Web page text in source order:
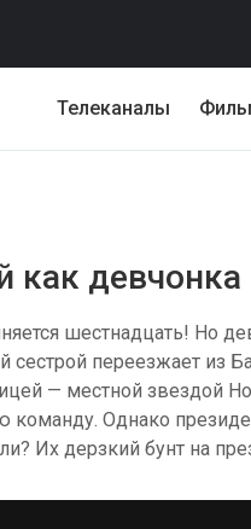
Телеканалы
как девчонка
шестнадцать! Но
сестрой переезжает из
— местной звездой
команду. Однако
Их дерзкий бунт на